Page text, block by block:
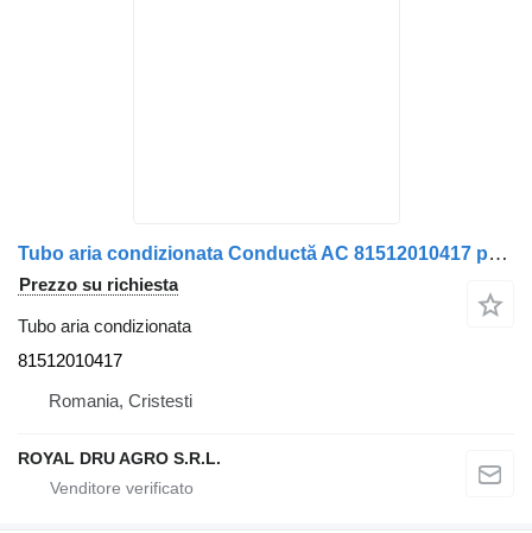
Tubo aria condizionata Conductă AC 81512010417 per camion MAN
Prezzo su richiesta
Tubo aria condizionata
81512010417
Romania, Cristesti
ROYAL DRU AGRO S.R.L.